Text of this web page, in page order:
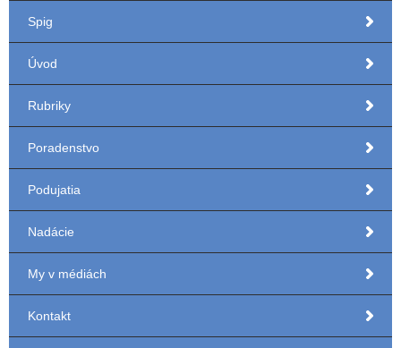
Spig
Úvod
Rubriky
Poradenstvo
Podujatia
Nadácie
My v médiách
Kontakt